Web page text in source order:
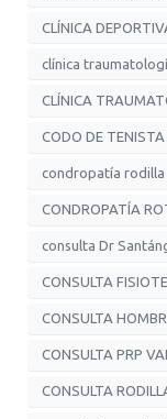
CLÍNICA
clínica
CLÍNICA
CODO DE TENISTA
condropatía rodilla
CONDROPATÍA
consulta Dr
CONSULTA
CONSULTA
CONSULTA PRP
CONSULTA